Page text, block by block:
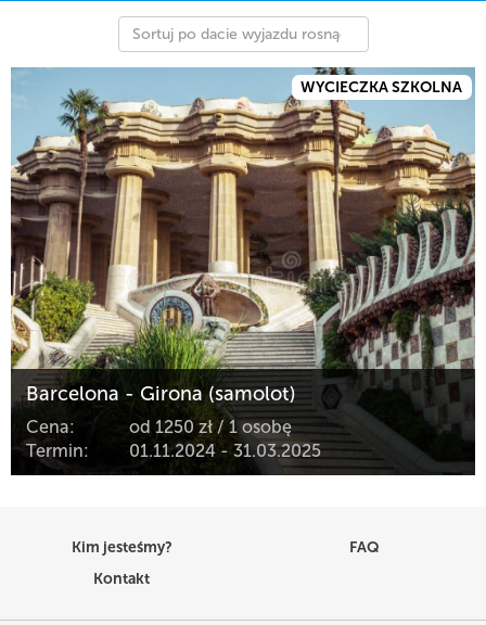
Sortuj po dacie wyjazdu rosnąco
WYCIECZKA SZKOLNA
Barcelona - Girona (samolot)
Cena:
od 1250 zł / 1 osobę
Termin:
01.11.2024 - 31.03.2025
Kim jesteśmy?
FAQ
Kontakt